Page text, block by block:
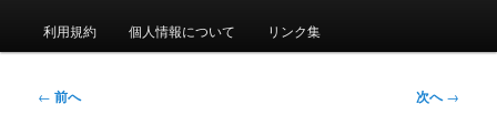
メ
利用規約 個人情報について リンク集
投
← 前へ 次へ→